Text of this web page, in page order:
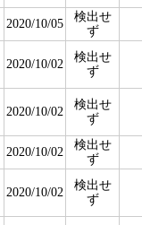
2020/10/05
検出せ
ず
2020/10/02
検出せ
ず
2020/10/02
検出せ
ず
2020/10/02
検出せ
ず
2020/10/02
検出せ
ず